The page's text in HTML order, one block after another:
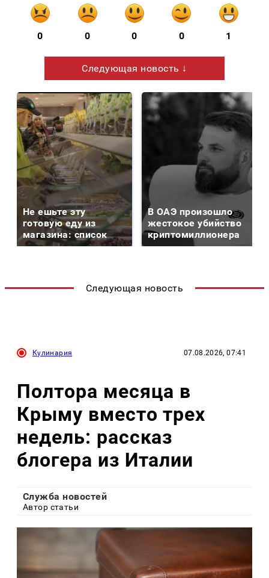
0 0 0 0 1
Следующая новость ↓
Не ешьте эту
готовую еду из
магазина: список
В ОАЭ произошло
жестокое убийство
криптомиллионера
Следующая новость
Кулинария 07.08.2026, 07:41
Полтора месяца в
Крыму вместо трех
недель: рассказ
блогера из Италии
Служба новостей
Автор статьи